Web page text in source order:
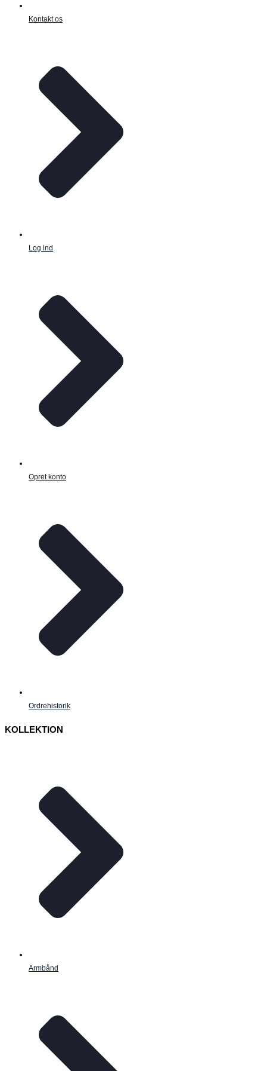
Kontakt os
Log ind
Opret konto
Ordrehistorik
KOLLEKTION
Armbånd